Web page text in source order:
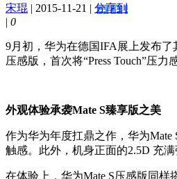
宋琨 | 2015-11-21 | 分享到
| 0
9月初，华为在德国IFA展上发布了
压感版，首次将“Press Touch”压
外观体验承袭Mate S臻享版之美
作为华为年度扛鼎之作，华为
触感。此外，机身正面的2.5D 充
在体验上，华为Mate S压感版同